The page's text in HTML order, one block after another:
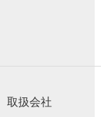
取扱会社